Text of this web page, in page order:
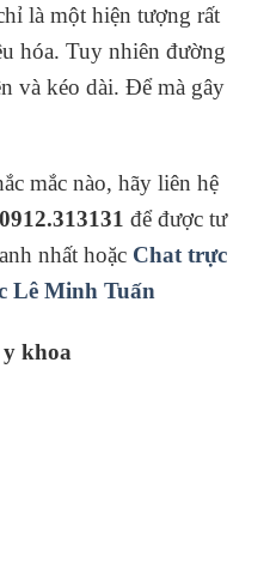
là một hiện tượng rất
hóa. Tuy nhiên đường
và kéo dài. Để mà gây
mắc nào, hãy liên hệ
0912.313131 để được tư
nhất hoặc Chat trực
Lê Minh Tuấn
khoa